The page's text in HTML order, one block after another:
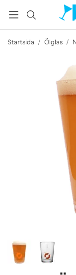
Startsida / Ölglas /